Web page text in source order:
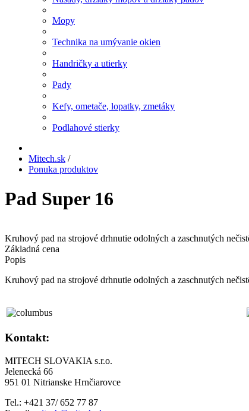
Mopy
Technika na umývanie okien
Handričky a utierky
Pady
Kefy, ometače, lopatky, zmetáky
Podlahové stierky
Mitech.sk /
Ponuka produktov
Pad Super 16
Kruhový pad na strojové drhnutie odolných a zaschnutých
Základná cena
Popis
Kruhový pad na strojové drhnutie odolných a zaschnutých
Kontakt:
MITECH SLOVAKIA s.r.o.
Jelenecká 66
951 01 Nitrianske Hrnčiarovce
Tel.: +421 37/ 652 77 87